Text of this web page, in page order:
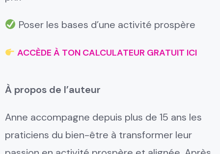
Poser les bases d’une activité prospère
ACCÈDE À TON CALCULATEUR GRATUIT ICI
À propos de l’auteur
Anne accompagne depuis plus de 15 ans les
praticiens du bien-être à transformer leur